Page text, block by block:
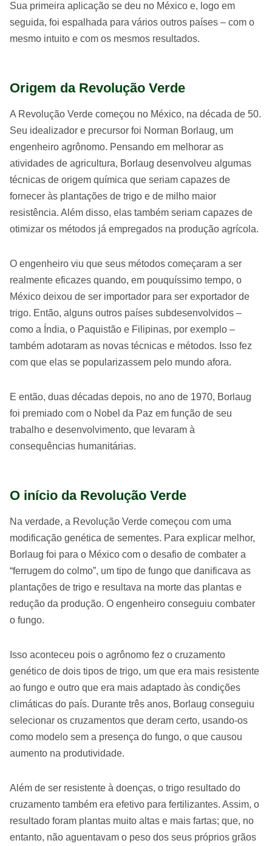
Sua primeira aplicação se deu no México e, logo em
seguida, foi espalhada para vários outros países – com o
mesmo intuito e com os mesmos resultados.
Origem da Revolução Verde
A Revolução Verde começou no México, na década de 50.
Seu idealizador e precursor foi Norman Borlaug, um
engenheiro agrônomo. Pensando em melhorar as
atividades de agricultura, Borlaug desenvolveu algumas
técnicas de origem química que seriam capazes de
fornecer às plantações de trigo e de milho maior
resistência. Além disso, elas também seriam capazes de
otimizar os métodos já empregados na produção agrícola.
O engenheiro viu que seus métodos começaram a ser
realmente eficazes quando, em pouquíssimo tempo, o
México deixou de ser importador para ser exportador de
trigo. Então, alguns outros países subdesenvolvidos –
como a Índia, o Paquistão e Filipinas, por exemplo –
também adotaram as novas técnicas e métodos. Isso fez
com que elas se popularizassem pelo mundo afora.
E então, duas décadas depois, no ano de 1970, Borlaug
foi premiado com o Nobel da Paz em função de seu
trabalho e desenvolvimento, que levaram à
consequências humanitárias.
O início da Revolução Verde
Na verdade, a Revolução Verde começou com uma
modificação genética de sementes. Para explicar melhor,
Borlaug foi para o México com o desafio de combater a
“ferrugem do colmo”, um tipo de fungo que danificava as
plantações de trigo e resultava na morte das plantas e
redução da produção. O engenheiro conseguiu combater
o fungo.
Isso aconteceu pois o agrônomo fez o cruzamento
genético de dois tipos de trigo, um que era mais resistente
ao fungo e outro que era mais adaptado às condições
climáticas do país. Durante três anos, Borlaug conseguiu
selecionar os cruzamentos que deram certo, usando-os
como modelo sem a presença do fungo, o que causou
aumento na produtividade.
Além de ser resistente à doenças, o trigo resultado do
cruzamento também era efetivo para fertilizantes. Assim, o
resultado foram plantas muito altas e mais fartas; que, no
entanto, não aguentavam o peso dos seus próprios grãos